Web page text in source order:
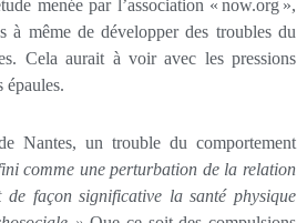
menée par l’association « now.org »,
à même de développer des troubles du
Cela aurait à voir avec les pressions
épaules.
Nantes, un trouble du comportement
comme une perturbation de la relation
de façon significative la santé physique